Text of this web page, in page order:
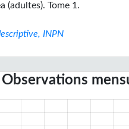
(adultes). Tome 1.
INPN
Observations